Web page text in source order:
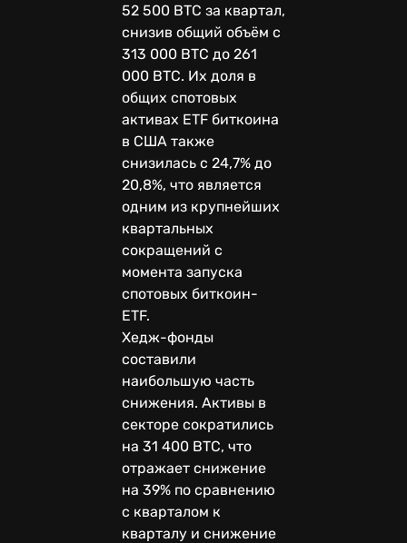
52 500 BTC за квартал,
снизив общий объём с
313 000 BTC до 261
000 BTC. Их доля в
общих спотовых
активах ETF биткоина
в США также
снизилась с 24,7% до
20,8%, что является
одним из крупнейших
квартальных
сокращений с
момента запуска
спотовых биткоин-
ETF.
Хедж-фонды
составили
наибольшую часть
снижения. Активы в
секторе сократились
на 31 400 BTC, что
отражает снижение
на 39% по сравнению
с кварталом к
кварталу и снижение